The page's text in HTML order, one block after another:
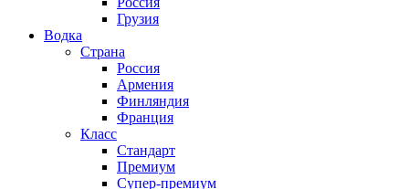
Грузия
Водка
Страна
Россия
Армения
Финляндия
Франция
Класс
Стандарт
Премиум
Супер-премиум